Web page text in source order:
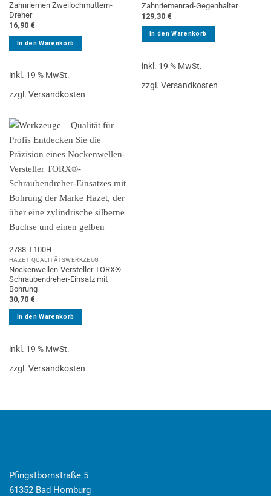
Zahnriemen Zweilochmuttern-
Dreher
16,90 €
In den Warenkorb
inkl. 19 % MwSt.
zzgl. Versandkosten
Zahnriemenrad-Gegenhalter
129,30 €
In den Warenkorb
inkl. 19 % MwSt.
zzgl. Versandkosten
2788-T100H
HAZET QUALITÄTSWERKZEUG
Nockenwellen-Versteller TORX®
Schraubendreher-Einsatz mit
Bohrung
30,70 €
In den Warenkorb
inkl. 19 % MwSt.
zzgl. Versandkosten
Pfingstbornstraße 5
61352 Bad Homburg